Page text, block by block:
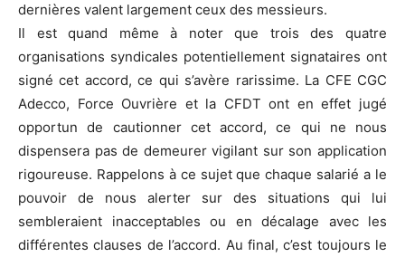
dernières valent largement ceux des messieurs.
Il est quand même à noter que trois des quatre
organisations syndicales potentiellement signataires ont
signé cet accord, ce qui s’avère rarissime. La CFE CGC
Adecco, Force Ouvrière et la CFDT ont en effet jugé
opportun de cautionner cet accord, ce qui ne nous
dispensera pas de demeurer vigilant sur son application
rigoureuse. Rappelons à ce sujet que chaque salarié a le
pouvoir de nous alerter sur des situations qui lui
sembleraient inacceptables ou en décalage avec les
différentes clauses de l’accord. Au final, c’est toujours le